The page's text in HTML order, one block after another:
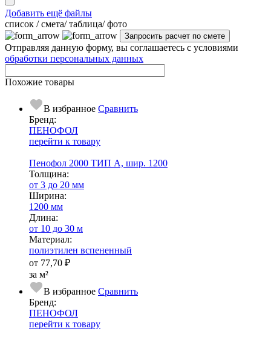
Добавить ещё файлы
cписок / смета/ таблица/ фото
Отправляя данную форму, вы соглашаетесь с условиями
обработки персональных данных
Похожие товары
В избранное Сравнить
Бренд:
ПЕНОФОЛ
перейти к товару
Пенофол 2000 ТИП А, шир. 1200
Тол­щи­на:
от 3 до 20 мм
Ширина:
1200 мм
Длина:
от 10 до 30 м
Ма­­те­­ри­­ал:
полиэтилен вспененный
от 77,70 ₽
за м²
В избранное Сравнить
Бренд:
ПЕНОФОЛ
перейти к товару